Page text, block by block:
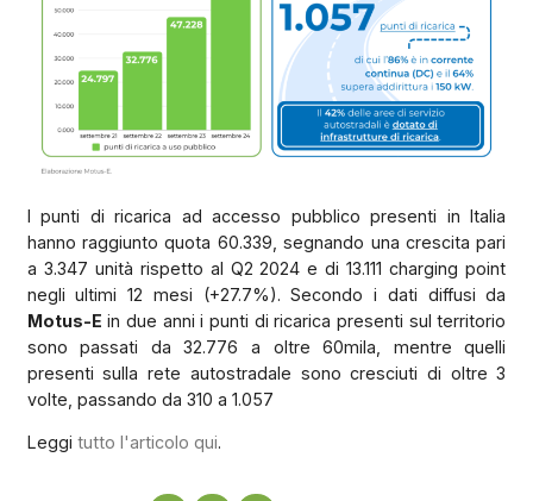
I punti di ricarica ad accesso pubblico presenti in Italia
hanno raggiunto quota 60.339, segnando una crescita pari
a 3.347 unità rispetto al Q2 2024 e di 13.111 charging point
negli ultimi 12 mesi (+27.7%). Secondo i dati diffusi da
Motus-E in due anni i punti di ricarica presenti sul territorio
sono passati da 32.776 a oltre 60mila, mentre quelli
presenti sulla rete autostradale sono cresciuti di oltre 3
volte, passando da 310 a 1.057
Leggi tutto l'articolo qui.